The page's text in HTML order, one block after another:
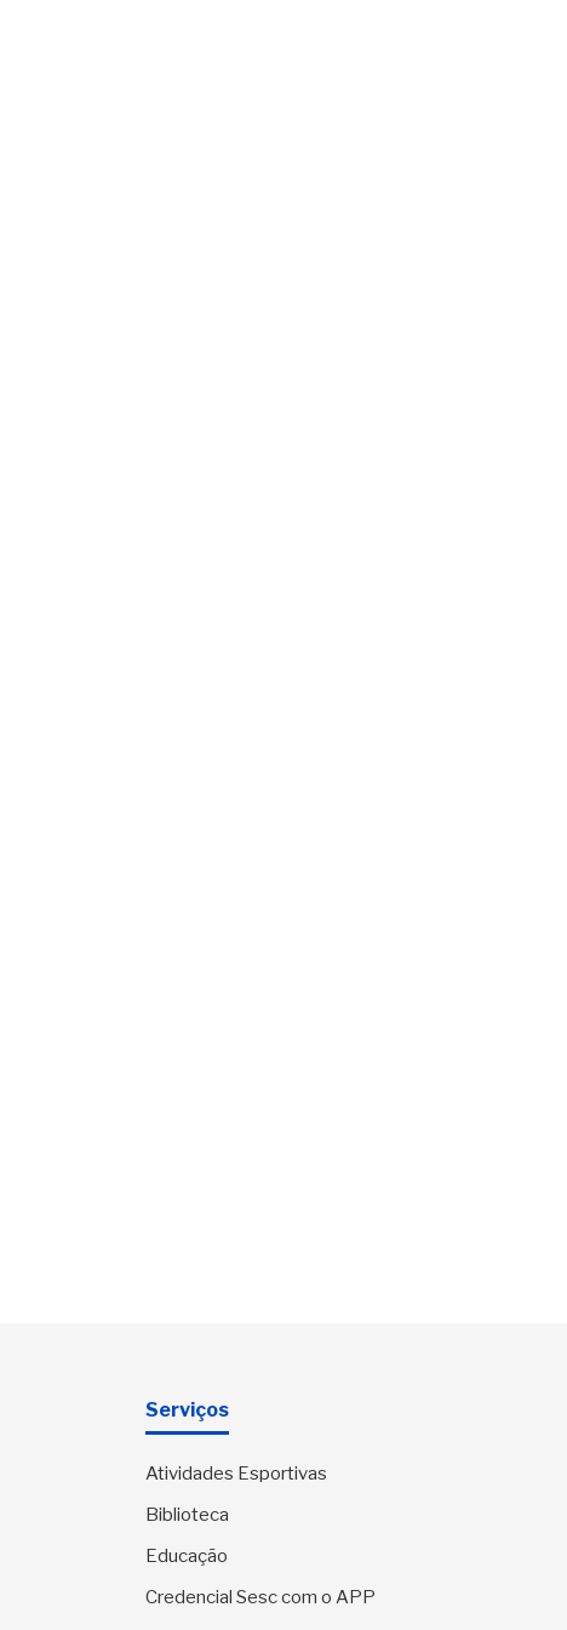
Serviços
Atividades Esportivas
Biblioteca
Educação
Credencial Sesc com o APP